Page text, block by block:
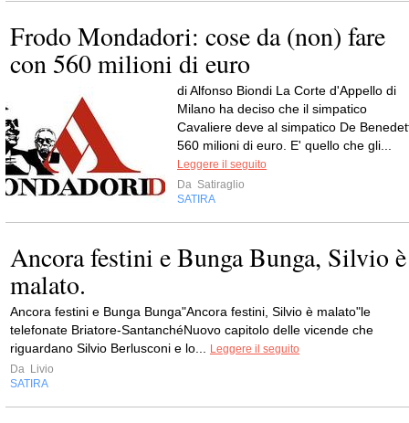
Frodo Mondadori: cose da (non) fare
con 560 milioni di euro
di Alfonso Biondi La Corte d'Appello di
Milano ha deciso che il simpatico
Cavaliere deve al simpatico De
560 milioni di euro. E' quello che gli...
Leggere il seguito
Da Satiraglio
SATIRA
Ancora festini e Bunga Bunga, Silvio è
malato.
Ancora festini e Bunga Bunga"Ancora festini, Silvio è malato"le
telefonate Briatore-SantanchéNuovo capitolo delle vicende che
riguardano Silvio Berlusconi e lo...
Leggere il seguito
Da Livio
SATIRA